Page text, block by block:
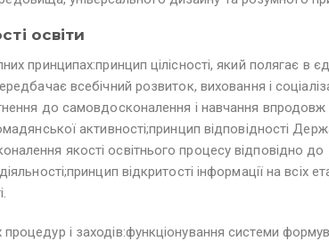
освіти
принципах:принцип цілісності, який полягає в
всебічний розвиток, виховання і
до самовдосконалення і навчання
активності;принцип відповідності
якості освітнього процесу відповідно
відкритості інформації на всіх
і заходів:функціонування системи